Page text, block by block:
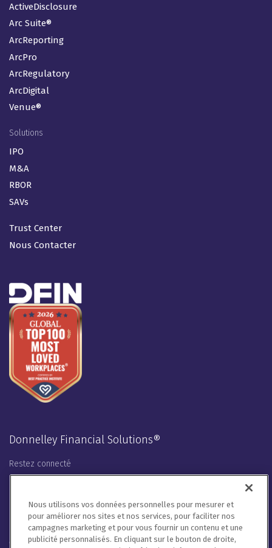
ActiveDisclosure
Arc Suite®
ArcReporting
ArcPro
ArcRegulatory
ArcDigital
Venue®
Solutions
IPO
M&A
RBOR
SAVs
Trust Center
Nous Contacter
Donnelley Financial Solutions®
Restez connecté
Nous traiterons vos coordonnées conformément à notre
politique deconfidentialité,à la politique en matière de cookies
et aux conditions d'utilisation. Ne vendez pas mes informations
Nous utilisons vos données personnelles pour mesurer et
pour améliorer nos sites et nos services, pour faciliter nos
campagnes marketing et pour vous fournir un contenu et une
publicité personnalisés. En cliquant sur le bouton de droite,